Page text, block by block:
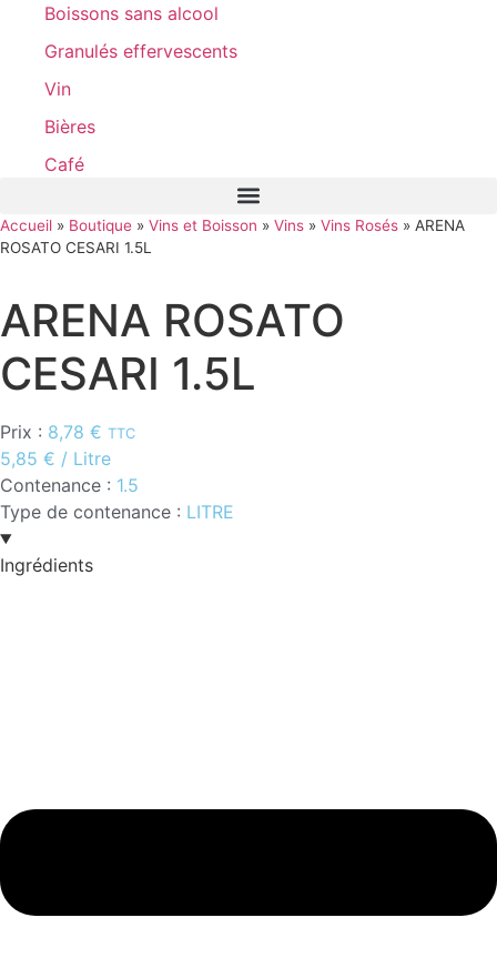
Boissons sans alcool
Granulés effervescents
Vin
Bières
Café
Accueil » Boutique » Vins et Boisson » Vins » Vins Rosés » ARENA
ROSATO CESARI 1.5L
ARENA ROSATO
CESARI 1.5L
Prix : 8,78 € TTC
5,85 € / Litre
Contenance : 1.5
Type de contenance : LITRE
Ingrédients